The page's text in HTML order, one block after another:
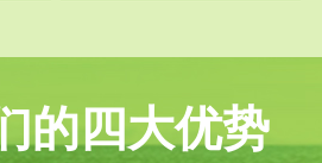
的四大优势